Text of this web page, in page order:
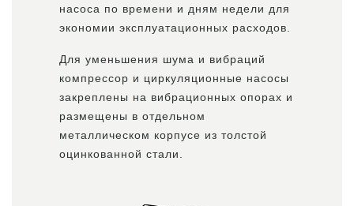
насоса по времени и дням недели для
экономии эксплуатационных расходов.
Для уменьшения шума и вибраций
компрессор и циркуляционные насосы
закреплены на вибрационных опорах и
размещены в отдельном
металлическом корпусе из толстой
оцинкованной стали.